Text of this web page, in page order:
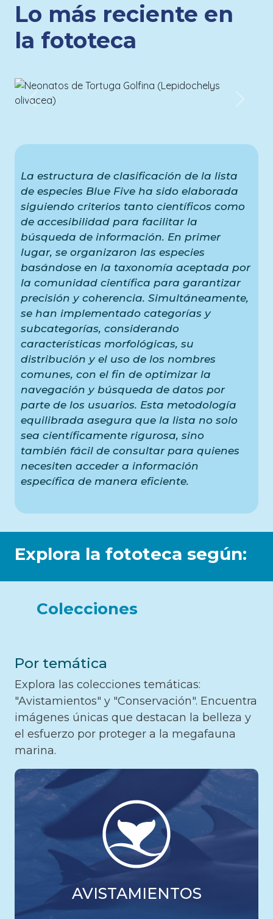
Lo más reciente en
la fototeca
602
Amelia Gaona
Conservación → Monitoreo
Previous Next
La estructura de clasificación de la lista
de especies Blue Five ha sido elaborada
siguiendo criterios tanto científicos como
de accesibilidad para facilitar la
búsqueda de información. En primer
lugar, se organizaron las especies
basándose en la taxonomía aceptada por
la comunidad científica para garantizar
precisión y coherencia. Simultáneamente,
se han implementado categorías y
subcategorías, considerando
características morfológicas, su
distribución y el uso de los nombres
comunes, con el fin de optimizar la
navegación y búsqueda de datos por
parte de los usuarios. Esta metodología
equilibrada asegura que la lista no solo
sea científicamente rigurosa, sino
también fácil de consultar para quienes
necesiten acceder a información
específica de manera eficiente.
Explora la fototeca según:
Colecciones
Por temática
Explora las colecciones temáticas:
"Avistamientos" y "Conservación". Encuentra
imágenes únicas que destacan la belleza y
el esfuerzo por proteger a la megafauna
marina.
AVISTAMIENTOS